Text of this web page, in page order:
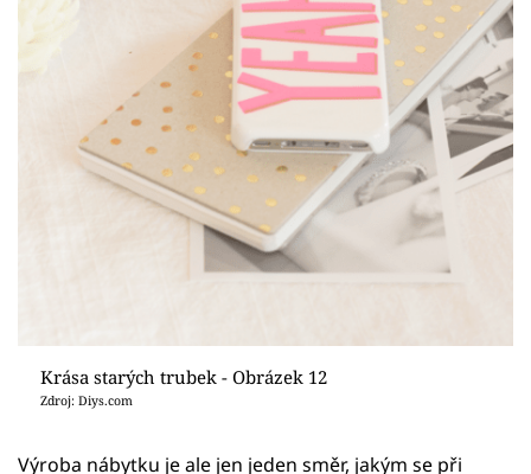
Krása starých trubek - Obrázek 12
Zdroj: Diys.com
Výroba nábytku je ale jen jeden směr, jakým se při